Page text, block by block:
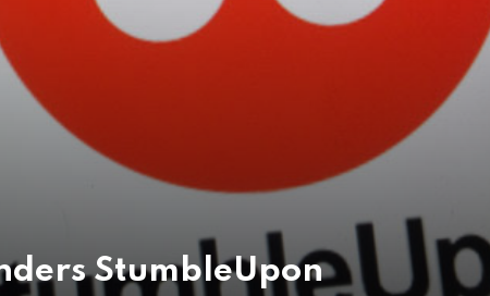
StumbleUpon